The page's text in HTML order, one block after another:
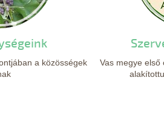
a közösségek
Vas megye első